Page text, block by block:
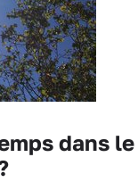
dans le